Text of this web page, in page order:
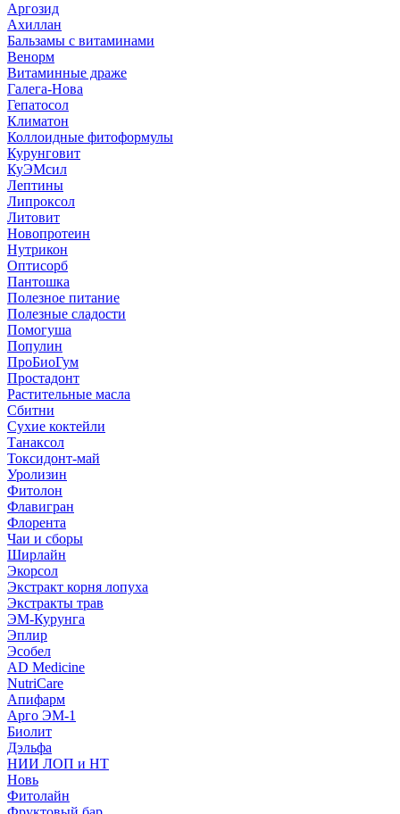
Аргозид
Ахиллан
Бальзамы с витаминами
Венорм
Витаминные драже
Галега-Нова
Гепатосол
Климатон
Коллоидные фитоформулы
Курунговит
КуЭМсил
Лептины
Липроксол
Литовит
Новопротеин
Нутрикон
Оптисорб
Пантошка
Полезное питание
Полезные сладости
Помогуша
Популин
ПроБиоГум
Простадонт
Растительные масла
Сбитни
Сухие коктейли
Танаксол
Токсидонт-май
Уролизин
Фитолон
Флавигран
Флорента
Чаи и сборы
Ширлайн
Экорсол
Экстракт корня лопуха
Экстракты трав
ЭМ-Курунга
Эплир
Эсобел
AD Medicine
NutriCare
Апифарм
Арго ЭМ-1
Биолит
Дэльфа
НИИ ЛОП и НТ
Новь
Фитолайн